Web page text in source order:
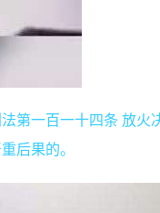
第一百一十四条 放火
后果的。